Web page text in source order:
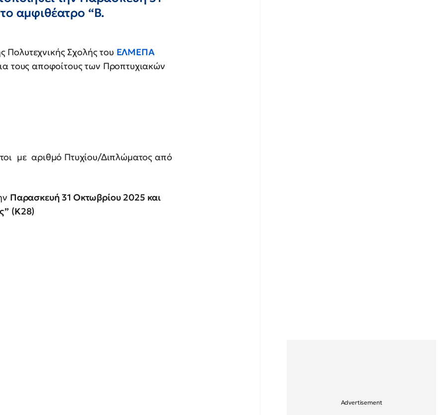
αμφιθέατρο “Β.
Σχολής του ΕΛΜΕΠΑ
τους αποφοίτους των Προπτυχιακών
με αριθμό Πτυχίου/Διπλώματος από
Παρασκευή 31 Οκτωβρίου 2025 και
(Κ28)